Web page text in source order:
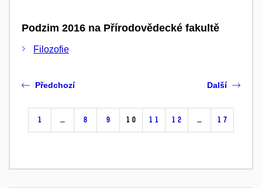
Podzim 2016 na Přírodovědecké fakultě
Filozofie
Předchozí
1 … 8 9 10 11 12 … 17
Další